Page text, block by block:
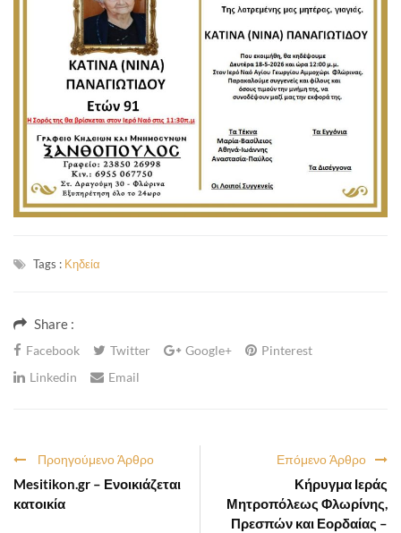
Tags : Κηδεία
Share :
Facebook Twitter Google+
Pinterest
Linkedin
Email
Επόμενο Άρθρο
Κήρυγμα Ιεράς
Μητροπόλεως Φλωρίνης,
Πρεσπών και Εορδαίας –
Προηγούμενο Άρθρο
Mesitikon.gr – Ενοικιάζεται
κατοικία